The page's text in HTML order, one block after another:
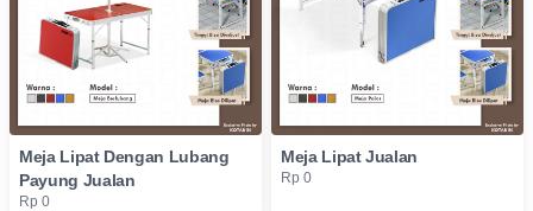
Meja Lipat Dengan Lubang
Payung Jualan
Rp 0
Meja Lipat Jualan
Rp 0